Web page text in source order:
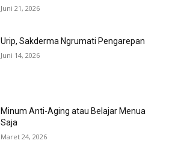
Juni 21, 2026
Urip, Sakderma Ngrumati Pengarepan
Juni 14, 2026
Minum Anti-Aging atau Belajar Menua
Saja
Maret 24, 2026